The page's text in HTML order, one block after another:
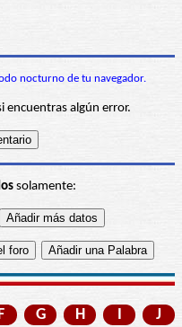
nocturno de tu navegador.
encuentras algún error.
solamente:
G H I
J